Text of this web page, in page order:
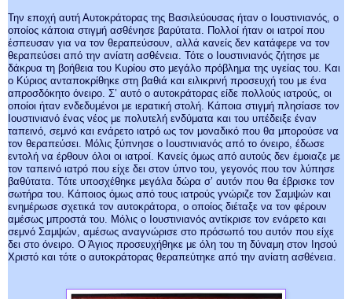
Την εποχή αυτή Αυτοκράτορας της Βασιλεύουσας ήταν ο Ιουστινιανός, ο
οποίος κάποια στιγμή ασθένησε βαρύτατα. Πολλοί ήταν οι ιατροί που
έσπευσαν για να τον θεραπεύσουν, αλλά κανείς δεν κατάφερε να τον
θεραπεύσει από την ανίατη ασθένεια. Τότε ο Ιουστινιανός ζήτησε με
δάκρυα τη βοήθεια του Κυρίου στο μεγάλο πρόβλημα της υγείας του. Και
ο Κύριος ανταποκρίθηκε στη βαθιά και ειλικρινή προσευχή του με ένα
απροσδόκητο όνειρο. Σ’ αυτό ο αυτοκράτορας είδε πολλούς ιατρούς, οι
οποίοι ήταν ενδεδυμένοι με ιερατική στολή. Κάποια στιγμή πλησίασε τον
Ιουστινιανό ένας νέος με πολυτελή ενδύματα και του υπέδειξε έναν
ταπεινό, σεμνό και ενάρετο ιατρό ως τον μοναδικό που θα μπορούσε να
τον θεραπεύσει. Μόλις ξύπνησε ο Ιουστινιανός από το όνειρο, έδωσε
εντολή να έρθουν όλοι οι ιατροί. Κανείς όμως από αυτούς δεν έμοιαζε με
τον ταπεινό ιατρό που είχε δει στον ύπνο του, γεγονός που τον λύπησε
βαθύτατα. Τότε υποσχέθηκε μεγάλα δώρα σ’ αυτόν που θα έβρισκε τον
σωτήρα του. Κάποιος όμως από τους ιατρούς γνώριζε τον Σαμψών και
ενημέρωσε σχετικά τον αυτοκράτορα, ο οποίος διέταξε να τον φέρουν
αμέσως μπροστά του. Μόλις ο Ιουστινιανός αντίκρισε τον ενάρετο και
σεμνό Σαμψών, αμέσως αναγνώρισε στο πρόσωπό του αυτόν που είχε
δει στο όνειρο. Ο Άγιος προσευχήθηκε με όλη του τη δύναμη στον Ιησού
Χριστό και τότε ο αυτοκράτορας θεραπεύτηκε από την ανίατη ασθένεια.